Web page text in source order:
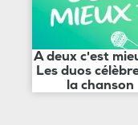
A deux c'est
Les duos
la chanson